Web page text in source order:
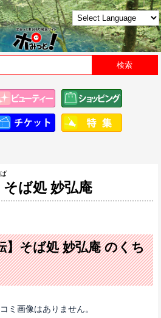
そば処 妙弘庵
】そば処 妙弘庵 のくち
ミ画像はありません。